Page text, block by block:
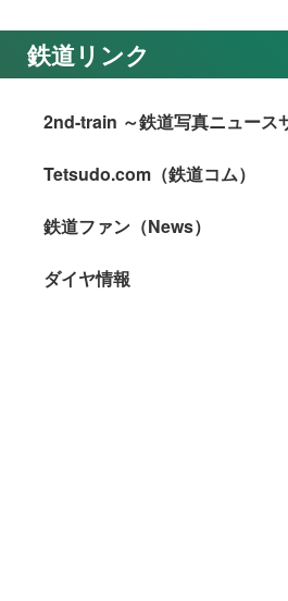
鉄道リンク
2nd-train ～鉄道写真ニュース
Tetsudo.com（鉄道コム）
鉄道ファン（News）
ダイヤ情報